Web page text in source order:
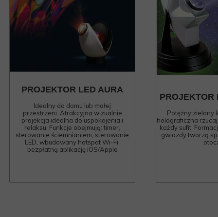
PROJEKTOR
Potężny zielony
holograficzna
każdy sufit.
gwiazdy tworzą
PROJEKTOR LED AURA
Idealny do domu lub małej
przestrzeni. Atrakcyjna wizualnie
projekcja idealna do uspokojenia i
relaksu. Funkcje obejmują: timer,
sterowanie ściemnianiem, sterowanie
LED, wbudowany hotspot Wi-Fi,
bezpłatną aplikację iOS/Apple